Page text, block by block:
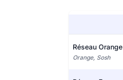
Réseau Orange
Orange, Sosh